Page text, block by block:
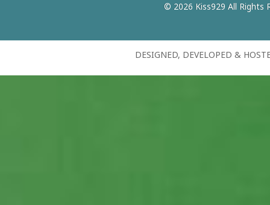
© 2026 Kiss929 All Rights
DESIGNED, DEVELOPED &